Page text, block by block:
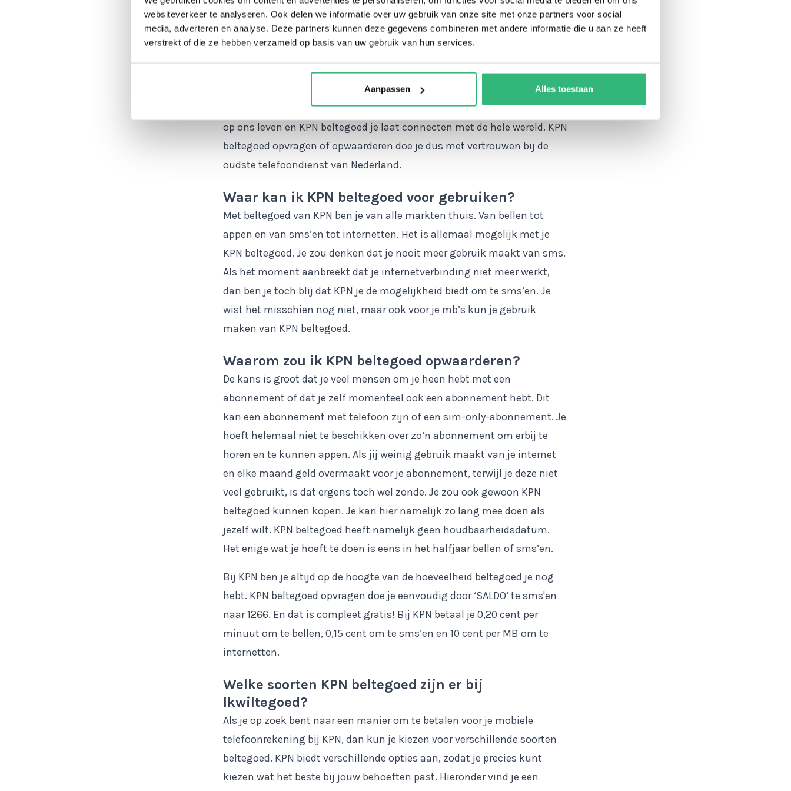
websiteverkeer te analyseren. Ook delen we informatie over uw gebruik van onze site met onze partners voor social
media, adverteren en analyse. Deze partners kunnen deze gegevens combineren met andere informatie die u aan ze heeft
verstrekt of die ze hebben verzameld op basis van uw gebruik van hun services.
Aanpassen Alles toestaan
Wat is KPN?
KPN staat voor verbondenheid en daar zorgen ze al een tijdje voor. In
1881 zorgde de organisatie voor het eerste openbare telefoonnet van
Nederland. Nog niet iedereen kon toen gebruik maken van de telefoon,
maar het eerste Nederlandse telefoontje was toen een feit, dankzij KPN.
Daarom benadrukt KPN dat de hedendaagse telefoon veel impact heeft
op ons leven en KPN beltegoed je laat connecten met de hele wereld. KPN
beltegoed opvragen of opwaarderen doe je dus met vertrouwen bij de
oudste telefoondienst van Nederland.
Waar kan ik KPN beltegoed voor gebruiken?
Met beltegoed van KPN ben je van alle markten thuis. Van bellen tot
appen en van sms’en tot internetten. Het is allemaal mogelijk met je
KPN beltegoed. Je zou denken dat je nooit meer gebruik maakt van sms.
Als het moment aanbreekt dat je internetverbinding niet meer werkt,
dan ben je toch blij dat KPN je de mogelijkheid biedt om te sms’en. Je
wist het misschien nog niet, maar ook voor je mb’s kun je gebruik
maken van KPN beltegoed.
Waarom zou ik KPN beltegoed opwaarderen?
De kans is groot dat je veel mensen om je heen hebt met een
abonnement of dat je zelf momenteel ook een abonnement hebt. Dit
kan een abonnement met telefoon zijn of een sim-only-abonnement. Je
hoeft helemaal niet te beschikken over zo’n abonnement om erbij te
horen en te kunnen appen. Als jij weinig gebruik maakt van je internet
en elke maand geld overmaakt voor je abonnement, terwijl je deze niet
veel gebruikt, is dat ergens toch wel zonde. Je zou ook gewoon KPN
beltegoed kunnen kopen. Je kan hier namelijk zo lang mee doen als
jezelf wilt. KPN beltegoed heeft namelijk geen houdbaarheidsdatum.
Het enige wat je hoeft te doen is eens in het halfjaar bellen of sms’en.
Bij KPN ben je altijd op de hoogte van de hoeveelheid beltegoed je nog
hebt. KPN beltegoed opvragen doe je eenvoudig door ‘SALDO’ te sms'en
naar 1266. En dat is compleet gratis! Bij KPN betaal je 0,20 cent per
minuut om te bellen, 0,15 cent om te sms’en en 10 cent per MB om te
internetten.
Welke soorten KPN beltegoed zijn er bij
Ikwiltegoed?
Als je op zoek bent naar een manier om te betalen voor je mobiele
telefoonrekening bij KPN, dan kun je kiezen voor verschillende soorten
beltegoed. KPN biedt verschillende opties aan, zodat je precies kunt
kiezen wat het beste bij jouw behoeften past. Hieronder vind je een